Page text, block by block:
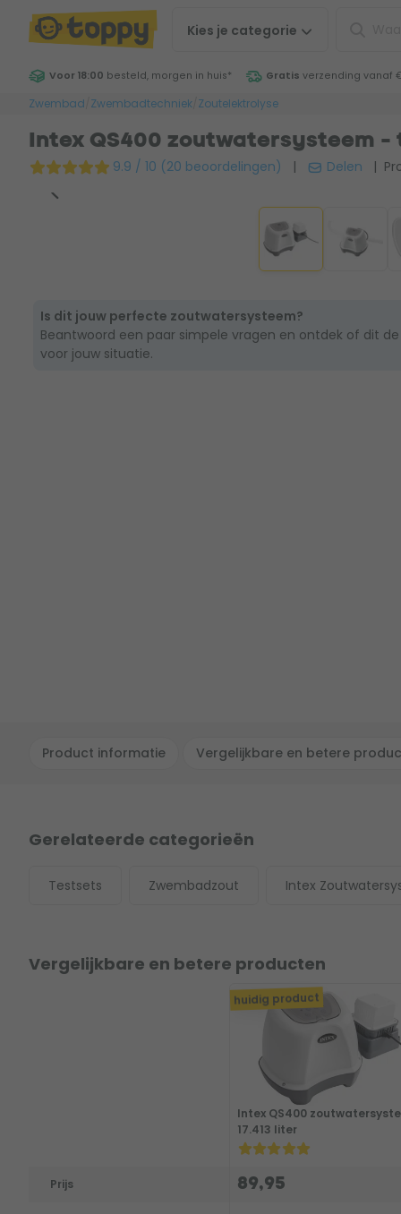
Kies je categorie
Voor 18:00 besteld, morgen in huis* Gratis verzending vanaf
Zwembad Zwembadtechniek Zoutelektrolyse
Intex QS400 zoutwatersysteem -
9.9 / 10 (20 beoordelingen) | Delen |
Is dit jouw perfecte zoutwatersysteem?
Beantwoord een paar simpele vragen en ontdek of dit
voor jouw situatie.
Product informatie Vergelijkbare en betere
Gerelateerde categorieën
Testsets Zwembadzout Intex
Vergelijkbare en betere producten
Prijs
huidig product
Intex QS400
17.413 liter
89,95